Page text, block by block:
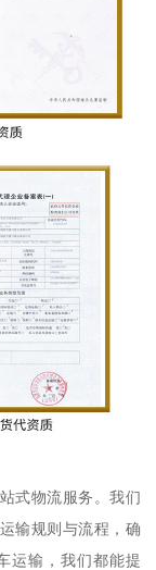
式物流服务。我们
输规则与流程，确
运输，我们都能提